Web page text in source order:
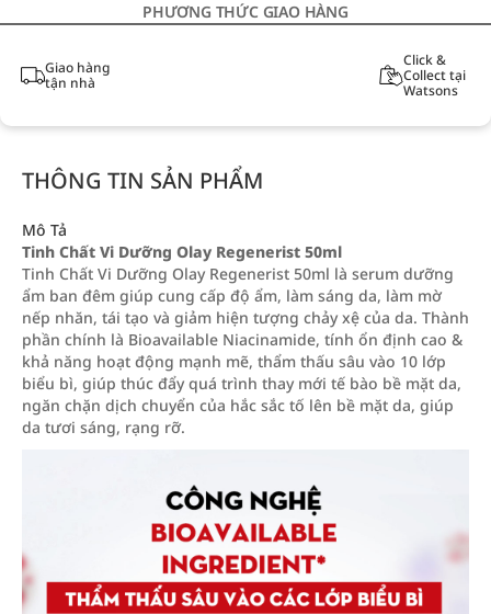
PHƯƠNG THỨC GIAO HÀNG
Giao hàng
tận nhà
Click &
Collect tại
Watsons
THÔNG TIN SẢN PHẨM
Mô Tả
Tinh Chất Vi Dưỡng Olay Regenerist 50ml
Tinh Chất Vi Dưỡng Olay Regenerist 50ml là serum dưỡng
ẩm ban đêm giúp cung cấp độ ẩm, làm sáng da, làm mờ
nếp nhăn, tái tạo và giảm hiện tượng chảy xệ của da. Thành
phần chính là Bioavailable Niacinamide, tính ổn định cao &
khả năng hoạt động mạnh mẽ, thẩm thấu sâu vào 10 lớp
biểu bì, giúp thúc đẩy quá trình thay mới tế bào bề mặt da,
ngăn chặn dịch chuyển của hắc sắc tố lên bề mặt da, giúp
da tươi sáng, rạng rỡ.